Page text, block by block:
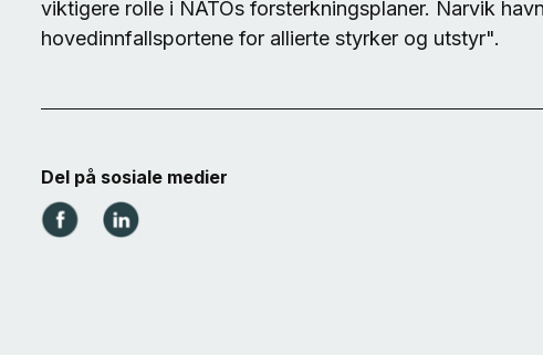
viktigere rolle i NATOs forsterkningsplaner. Narvik
hovedinnfallsportene for allierte styrker og utstyr".
Del på sosiale medier